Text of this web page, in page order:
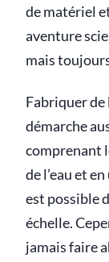
de matériel
aventure
mais
Fabriquer de
démarche
comprenant
de l’eau et
est possible
échelle.
jamais faire